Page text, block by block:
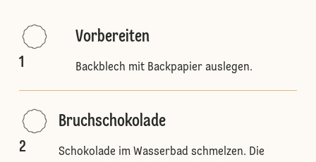
1
Vorbereiten
Backblech mit Backpapier auslegen.
2
Bruchschokolade
Schokolade im Wasserbad schmelzen. Die